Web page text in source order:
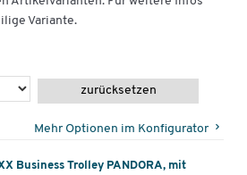
Variante.
zurücksetzen
Mehr Optionen im Konfigurator
Business Trolley PANDORA, mit